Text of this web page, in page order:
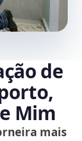
de
Mim
mais